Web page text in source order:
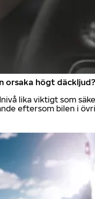
orsaka högt däckljud?
lika viktigt som
eftersom bilen i